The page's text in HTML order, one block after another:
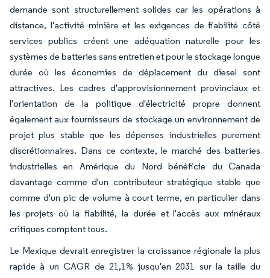
demande sont structurellement solides car les opérations à
distance, l'activité minière et les exigences de fiabilité côté
services publics créent une adéquation naturelle pour les
systèmes de batteries sans entretien et pour le stockage longue
durée où les économies de déplacement du diesel sont
attractives. Les cadres d'approvisionnement provinciaux et
l'orientation de la politique d'électricité propre donnent
également aux fournisseurs de stockage un environnement de
projet plus stable que les dépenses industrielles purement
discrétionnaires. Dans ce contexte, le marché des batteries
industrielles en Amérique du Nord bénéficie du Canada
davantage comme d'un contributeur stratégique stable que
comme d'un pic de volume à court terme, en particulier dans
les projets où la fiabilité, la durée et l'accès aux minéraux
critiques comptent tous.
Le Mexique devrait enregistrer la croissance régionale la plus
rapide à un CAGR de 21,1% jusqu'en 2031 sur la taille du